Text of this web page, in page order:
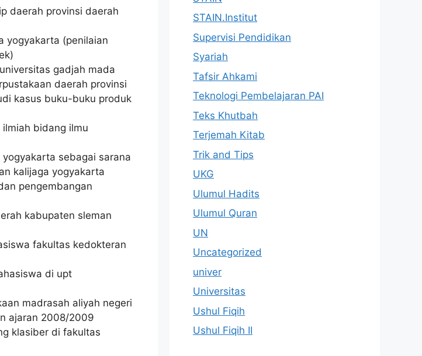
daerah provinsi daerah
yogyakarta (penilaian
gadjah mada
daerah provinsi
kasus buku-buku produk
bidang ilmu
sebagai sarana
kalijaga yogyakarta
pengembangan
kabupaten sleman
fakultas kedokteran
di upt
madrasah aliyah negeri
ajaran 2008/2009
klasiber di fakultas
STAIN.Institut
Supervisi Pendidikan
Syariah
Tafsir Ahkami
Teknologi Pembelajaran PAI
Teks Khutbah
Terjemah Kitab
Trik and Tips
UKG
Ulumul Hadits
Ulumul Quran
UN
Uncategorized
univer
Universitas
Ushul Fiqih
Ushul Fiqih II